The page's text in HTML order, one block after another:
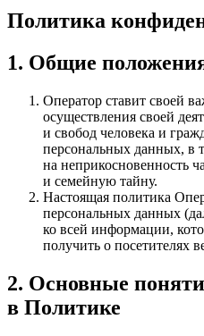
Политика
1. Общие
Оператор ставит своей
осуществления своей
и свобод человека и
персональных данных, в
на неприкосновенность
и семейную тайну.
Настоящая политика
персональных данных
ко всей информации,
получить о посетителях
2. Основные
в Политике